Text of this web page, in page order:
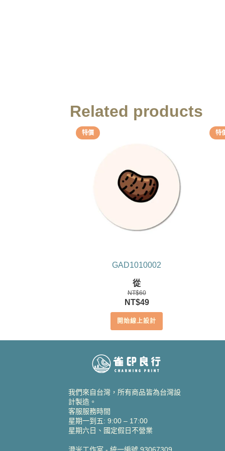
Related products
特價
GAD1010002
從
NT$60
原
始
價
NT$49目
前
價
開始線上設計
特
我們來自台灣，所有商品皆為台灣設
計製造。
客服服務時間
星期一到五: 9:00 – 17:00
星期六日、國定假日不營業